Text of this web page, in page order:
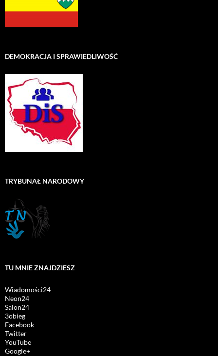
DEMOKRACJA I SPRAWIEDLIWOŚĆ
TRYBUNAŁ NARODOWY
TU MNIE ZNAJDZIESZ
Wiadomości24
Neon24
Salon24
3obieg
Facebook
Twitter
YouTube
Google+